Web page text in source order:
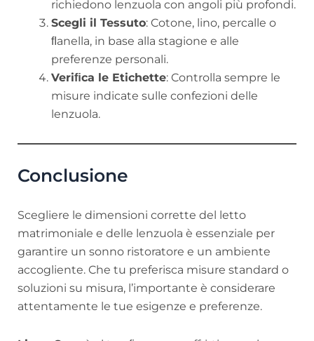
richiedono lenzuola con angoli più profondi.
Scegli il Tessuto: Cotone, lino, percalle o
ﬂanella, in base alla stagione e alle
preferenze personali.
Veriﬁca le Etichette: Controlla sempre le
misure indicate sulle confezioni delle
lenzuola.
Conclusione
Scegliere le dimensioni corrette del letto
matrimoniale e delle lenzuola è essenziale per
garantire un sonno ristoratore e un ambiente
accogliente. Che tu preferisca misure standard o
soluzioni su misura, l’importante è considerare
attentamente le tue esigenze e preferenze.